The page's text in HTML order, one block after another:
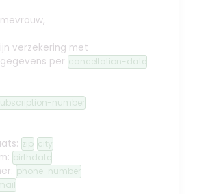
verzekering met
per cancellation-date
number
zip city
birthdate
phone-number